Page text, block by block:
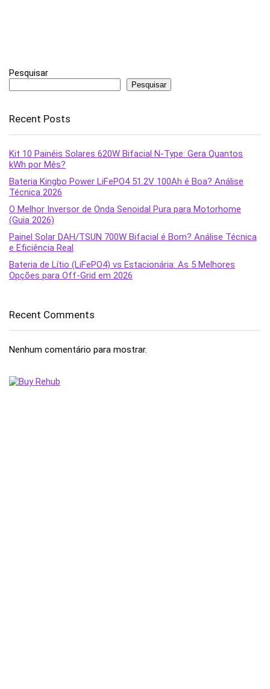
Pesquisar
Pesquisar
Recent Posts
Kit 10 Painéis Solares 620W Bifacial N-Type: Gera Quantos
kWh por Mês?
Bateria Kingbo Power LiFePO4 51.2V 100Ah é Boa? Análise
Técnica 2026
O Melhor Inversor de Onda Senoidal Pura para Motorhome
(Guia 2026)
Painel Solar DAH/TSUN 700W Bifacial é Bom? Análise Técnica
e Eficiência Real
Bateria de Lítio (LiFePO4) vs Estacionária: As 5 Melhores
Opções para Off-Grid em 2026
Recent Comments
Nenhum comentário para mostrar.